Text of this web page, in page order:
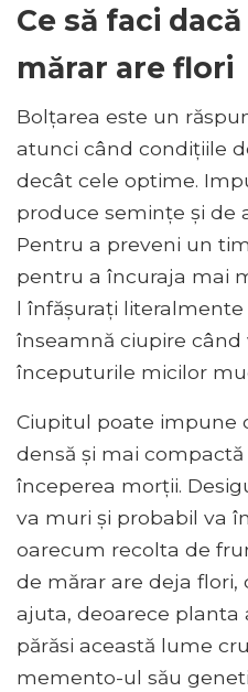
Ce să faci
mărar are flori
Bolțarea este un
atunci când condițiile
decât cele optime.
produce semințe și de
Pentru a preveni un
pentru a încuraja mai
l înfășurați
înseamnă ciupire
începuturile micilor
Ciupitul poate impune
densă și mai
începerea morții.
va muri și probabil va
oarecum recolta de
de mărar are deja
ajuta, deoarece planta
părăsi această lume
memento-ul său